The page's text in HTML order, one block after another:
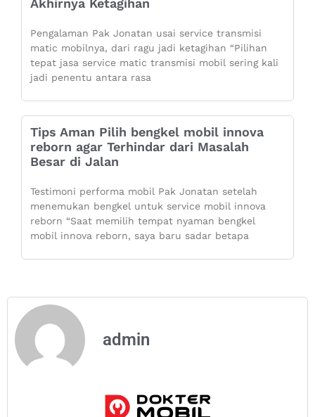
Pengalaman Pak Jonatan usai service transmisi
matic mobilnya, dari ragu jadi ketagihan “Pilihan
tepat jasa service matic transmisi mobil sering kali
jadi penentu antara rasa
Tips Aman Pilih bengkel mobil innova
reborn agar Terhindar dari Masalah
Besar di Jalan
Testimoni performa mobil Pak Jonatan setelah
menemukan bengkel untuk service mobil innova
reborn “Saat memilih tempat nyaman bengkel
mobil innova reborn, saya baru sadar betapa
admin